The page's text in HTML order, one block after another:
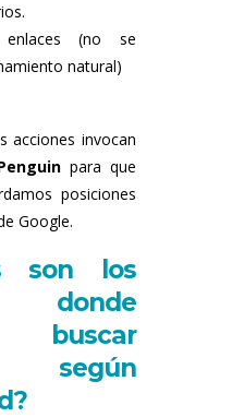
(no se
natural)
acciones invocan
para que
posiciones
Google.
son los
donde
buscar
según